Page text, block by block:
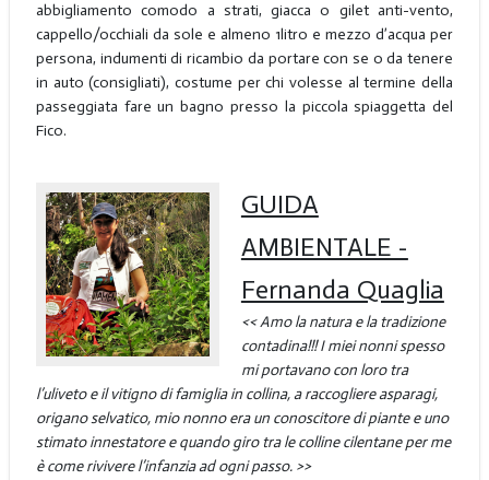
abbigliamento comodo a strati, giacca o gilet anti-vento,
cappello/occhiali da sole e almeno 1litro e mezzo d’acqua per
persona, indumenti di ricambio da portare con se o da tenere
in auto (consigliati), costume per chi volesse al termine della
passeggiata fare un bagno presso la piccola spiaggetta del
Fico.
GUIDA
AMBIENTALE -
Fernanda Quaglia
<< Amo la natura e la tradizione
contadina!!! I miei nonni spesso
mi portavano con loro tra
l’uliveto e il vitigno di famiglia in collina, a raccogliere asparagi,
origano selvatico, mio nonno era un conoscitore di piante e uno
stimato innestatore e quando giro tra le colline cilentane per me
è come rivivere l’infanzia ad ogni passo. >>